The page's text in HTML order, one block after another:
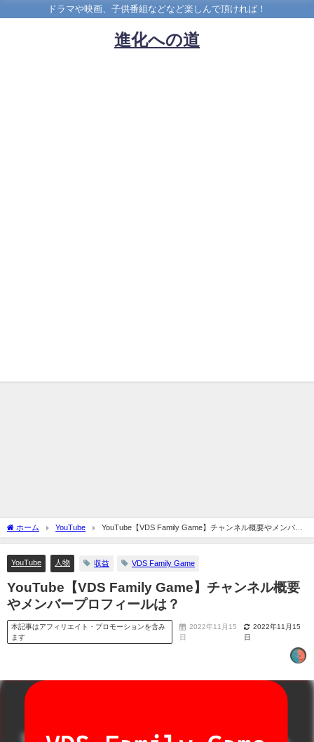
ドラマや映画、子供番組などなど楽しんで頂ければ！
進化への道
ホーム YouTube
YouTube【VDS Family Game】チャンネル概要やメンバー
プロフィールは？
YouTube 人物 収益 VDS Family Game
YouTube【VDS Family Game】チャンネル概要
やメンバープロフィールは？
本記事はアフィリエイト・プロモーションを含み
ます
2022年11月15
日
2022年11月15
日